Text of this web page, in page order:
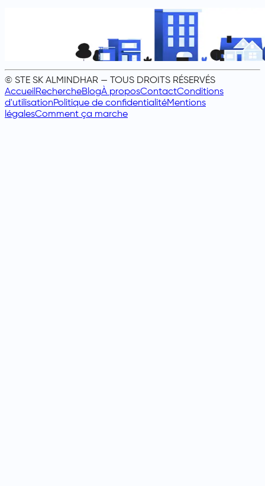
© STE SK ALMINDHAR — TOUS DROITS RÉSERVÉS
AccueilRechercheBlogÀ proposContactConditions
d'utilisationPolitique de confidentialitéMentions
légalesComment ça marche